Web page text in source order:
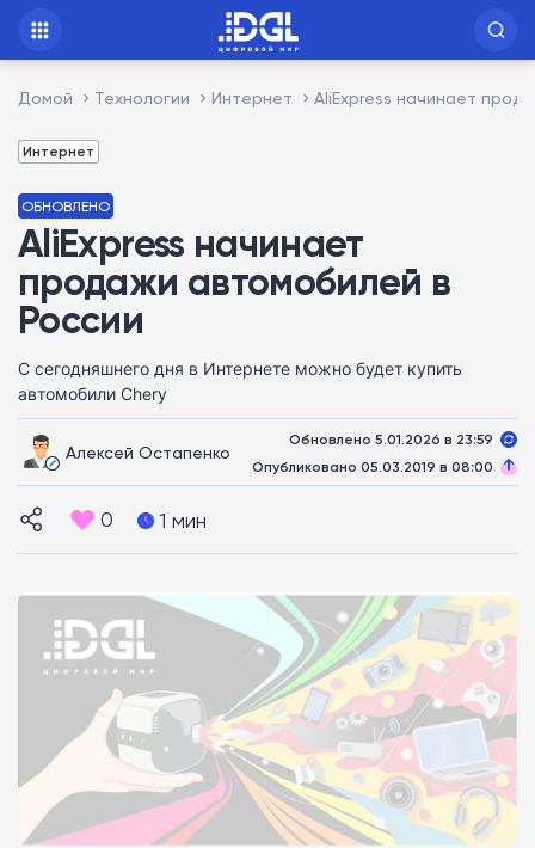
Домой Технологии Интернет AliExpress начинает
Интернет
ОБНОВЛЕНО
AliExpress начинает
продажи автомобилей в
России
С сегодняшнего дня в Интернете можно будет купить
автомобили Chery
Алексей Остапенко
Обновлено 5.01.2026 в 23:59
Опубликовано 05.03.2019 в 08:00
0 1 мин